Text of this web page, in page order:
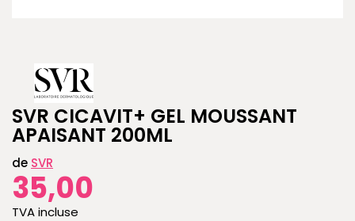
SVR CICAVIT+ GEL MOUSSANT
APAISANT 200ML
de SVR
35,00
TVA incluse